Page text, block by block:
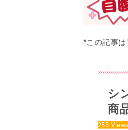
*この記事
シ
商
253 Views